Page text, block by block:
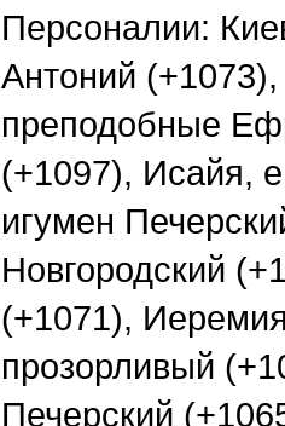
Персоналии:
Антоний
преподобные
(+1097), Исайя,
игумен
Новгородский
(+1071),
прозорливый
Печерский